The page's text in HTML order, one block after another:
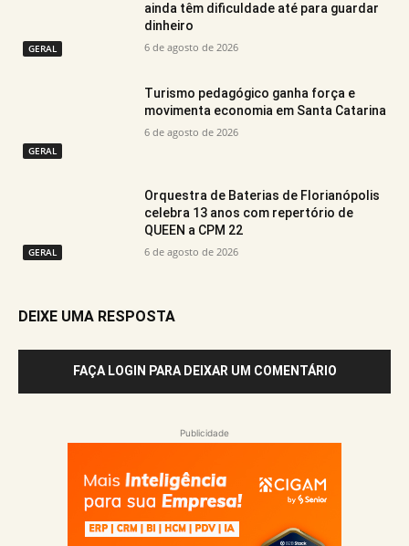
GERAL
ainda têm dificuldade até para guardar
dinheiro
6 de agosto de 2026
GERAL
Turismo pedagógico ganha força e
movimenta economia em Santa Catarina
6 de agosto de 2026
GERAL
Orquestra de Baterias de Florianópolis
celebra 13 anos com repertório de
QUEEN a CPM 22
6 de agosto de 2026
DEIXE UMA RESPOSTA
FAÇA LOGIN PARA DEIXAR UM COMENTÁRIO
Publicidade